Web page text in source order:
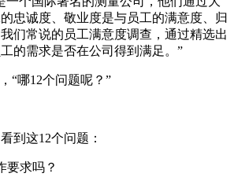
忠诚度、敬业度是与员工的满意度、归
们常说的员工满意度调查，通过精选出
的需求是否在公司得到满足。”
“哪12个问题呢？”
到这12个问题：
要求吗？